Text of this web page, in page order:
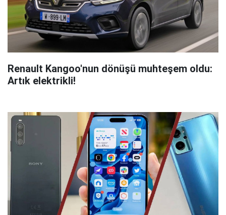
Renault Kangoo'nun dönüşü muhteşem oldu:
Artık elektrikli!